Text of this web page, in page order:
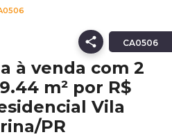
CA0506
à venda com 2
m² por R$
Vila
PR